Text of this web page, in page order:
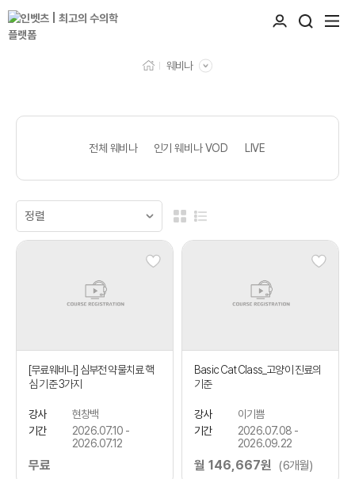
웨비나
전체 웨비나 인기 웨비나 VOD LIVE
[무료웨비나] 심부전 약물치료 핵
심 기준 3가지
강사
현창백
기간
2026.07.10 -
2026.07.12
무료
Basic Cat Class_고양이 진료의
기준
강사
이기쁨
기간
2026.07.08 -
2026.09.22
월 146,667원 (6개월)